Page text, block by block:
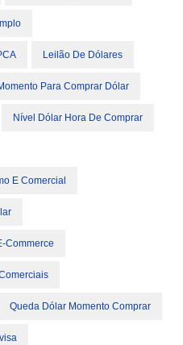
Leilão De Dólares
Para Comprar Dólar
Nível Dólar Hora De Comprar
E Comercial
Commerce
Queda Dólar Momento Comprar